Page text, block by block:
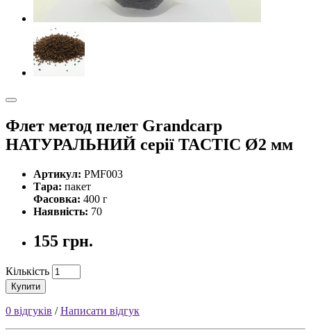
Флет метод пелет Grandcarp
НАТУРАЛЬНИЙ серiї TACTIC Ø2 мм
Артикул: PMF003
Тара: пакет
Фасовка: 400 г
Наявність: 70
155 грн.
Кількість
Купити
0 відгуків /Написати відгук